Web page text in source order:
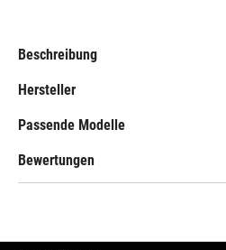
Beschreibung
Hersteller
Passende Modelle
Bewertungen